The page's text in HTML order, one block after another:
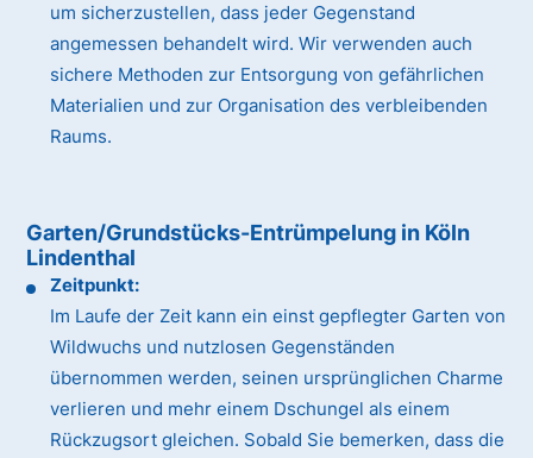
um sicherzustellen, dass jeder Gegenstand
angemessen behandelt wird. Wir verwenden auch
sichere Methoden zur Entsorgung von gefährlichen
Materialien und zur Organisation des verbleibenden
Raums.
Garten/Grundstücks-Entrümpelung in Köln
Lindenthal
Zeitpunkt:
Im Laufe der Zeit kann ein einst gepflegter Garten von
Wildwuchs und nutzlosen Gegenständen
übernommen werden, seinen ursprünglichen Charme
verlieren und mehr einem Dschungel als einem
Rückzugsort gleichen. Sobald Sie bemerken, dass die